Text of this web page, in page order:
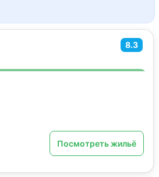
8.3
Посмотреть жильё